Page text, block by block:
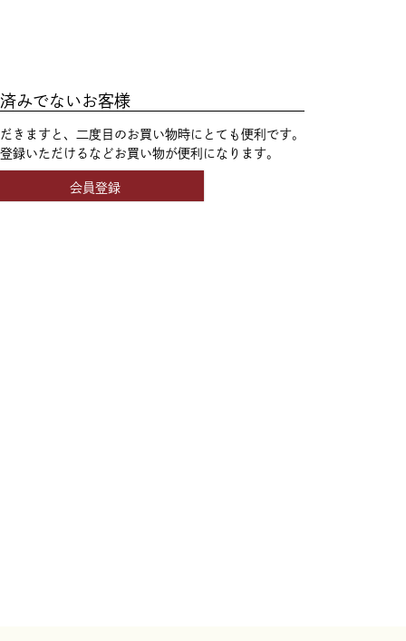
みでないお客様
きますと、二度目のお買い物時にとても便利です。
録いただけるなどお買い物が便利になります。
会員登録